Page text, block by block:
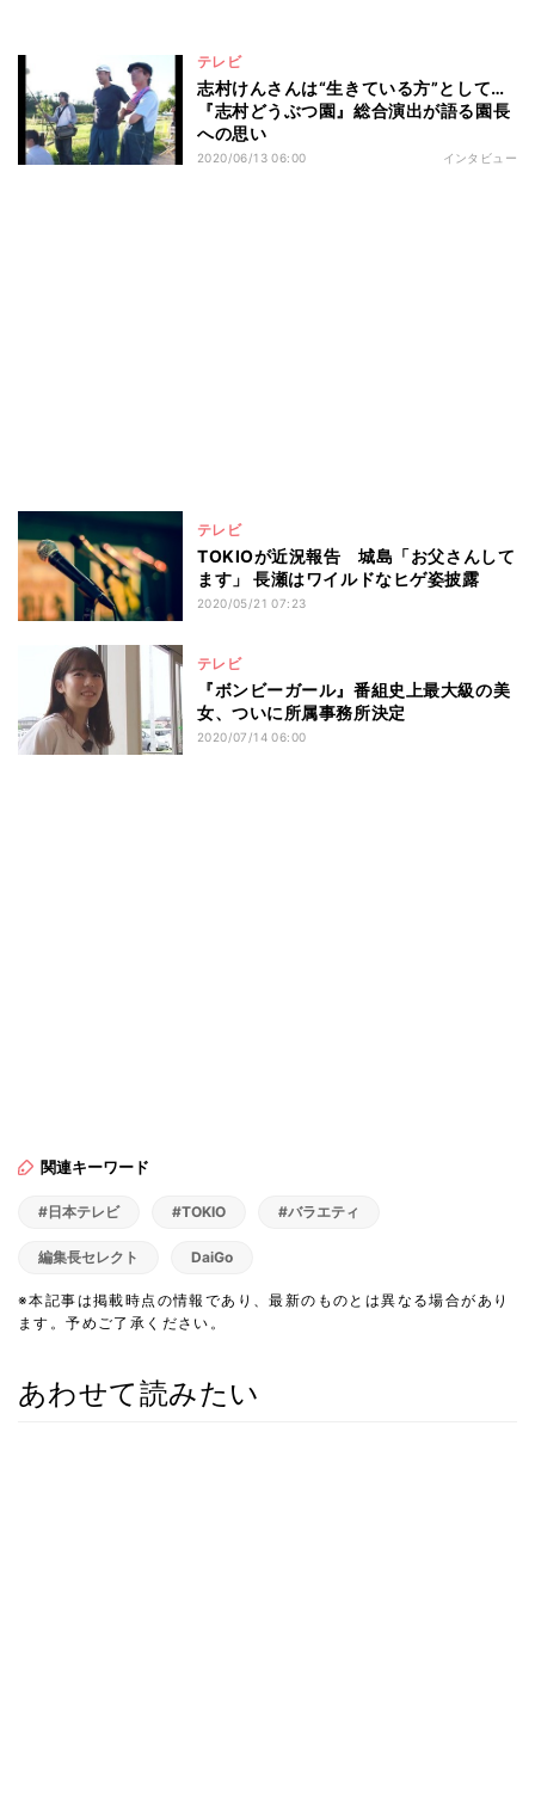
テレビ
志村けんさんは“生きている方”として…
『志村どうぶつ園』総合演出が語る園長
への思い
2020/06/13 06:00 インタビュー
テレビ
TOKIOが近況報告 城島「お父さんして
ます」 長瀬はワイルドなヒゲ姿披露
2020/05/21 07:23
テレビ
『ボンビーガール』番組史上最大級の美
女、ついに所属事務所決定
2020/07/14 06:00
関連キーワード
#日本テレビ #TOKIO #バラエティ
編集長セレクト DaiGo
※本記事は掲載時点の情報であり、最新のものとは異なる場合があり
ます。予めご了承ください。
あわせて読みたい